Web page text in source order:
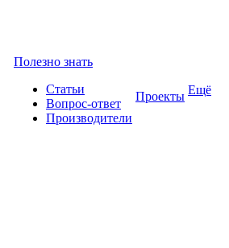
Полезно знать
Статьи
Вопрос-ответ
Производители
Проекты Ещё